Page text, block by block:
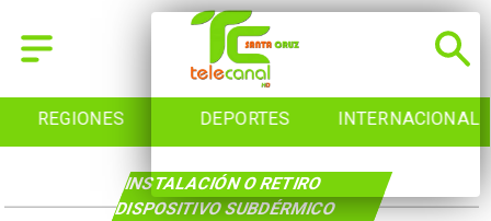
REGIONES DEPORTES INTERNACIONAL
INSTALACIÓN O RETIRO
DISPOSITIVO SUBDÉRMICO